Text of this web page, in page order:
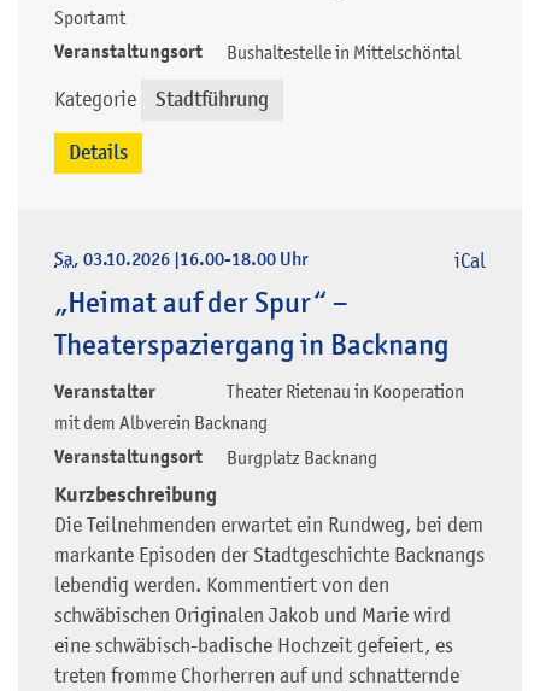
Sportamt
Veranstaltungsort Bushaltestelle in Mittelschöntal
Kategorie Stadtführung
Details
Sa, 03.10.2026 |16.00-18.00 Uhr
„Heimat auf der Spur“ –
Theaterspaziergang in Backnang
Veranstalter
Theater Rietenau in Kooperation
mit dem Albverein Backnang
Veranstaltungsort Burgplatz Backnang
Kurzbeschreibung
Die Teilnehmenden erwartet ein Rundweg, bei dem
markante Episoden der Stadtgeschichte Backnangs
lebendig werden. Kommentiert von den
schwäbischen Originalen Jakob und Marie wird
eine schwäbisch-badische Hochzeit gefeiert, es
treten fromme Chorherren auf und schnatternde
iCal